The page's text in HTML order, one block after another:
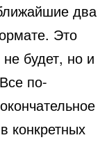
два
Это
будет, но и
по-
конкретных